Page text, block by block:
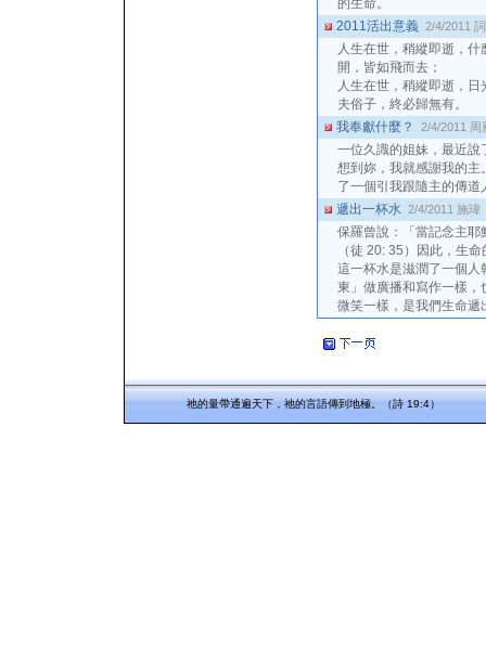
的生命。
2011活出意義 2/4/2011
人生在世，稍縱即逝，
開，皆如飛而去；
人生在世，稍縱即逝，
夫俗子，終必歸無有。
我奉獻什麼？
2/4/2011 周
一位久識的姐妹，最近說
想到妳，我就感謝我的主
了一個引我跟隨主的傳道
遞出一杯水 2/4/2011 施瑋
保羅曾說：「當記念主耶
（徒 20: 35）因此，生
這一杯水是滋潤了一個人
東」做廣播和寫作一樣，
微笑一樣，是我們生命遞
祂的量帶通遍天下，祂的言語傳到地極。（詩 19:4）